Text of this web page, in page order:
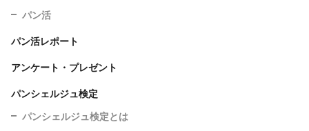
パン活
パン活レポート
アンケート・プレゼント
パンシェルジュ検定
パンシェルジュ検定とは